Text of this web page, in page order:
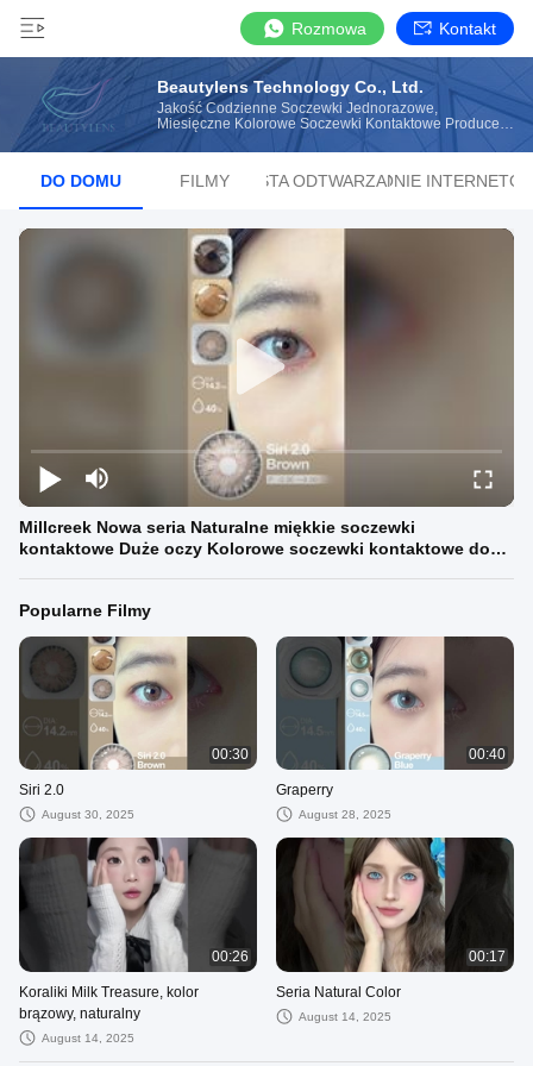
Rozmowa Kontakt
Beautylens Technology Co., Ltd.
Jakość Codzienne Soczewki Jednorazowe,
Miesięczne Kolorowe Soczewki Kontaktowe Producent
DO DOMU FILMY LISTA ODTWARZANIA
STRONIE
Millcreek Nowa seria Naturalne miękkie soczewki
kontaktowe Duże oczy Kolorowe soczewki kontaktowe do
Popularne Filmy
00:30
Siri 2.0
August 30, 2025
00:40
Graperry
August 28, 2025
00:26
Koraliki Milk Treasure, kolor
brązowy, naturalny
August 14, 2025
00:17
Seria Natural Color
August 14, 2025